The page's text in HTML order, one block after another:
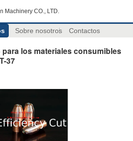
Machinery CO., LTD.
Sobre nosotros Contactos
para los materiales consumibles
37